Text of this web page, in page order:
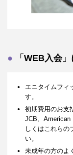
「WEB入会
エニタイムフィ
す。
初期費用のお支
JCB、American
しくはこれらの
い。
未成年の方のよ